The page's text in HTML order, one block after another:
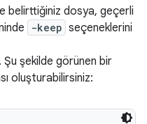
belirttiğiniz dosya, geçerli
-keep seçeneklerini
. Şu şekilde görünen bir
oluşturabilirsiniz: